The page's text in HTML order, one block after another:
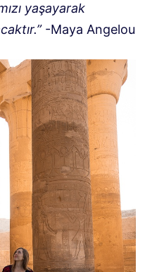
yaşayarak
-Maya Angelou